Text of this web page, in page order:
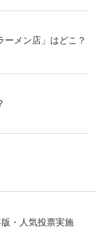
ーメン店」はどこ？
・人気投票実施